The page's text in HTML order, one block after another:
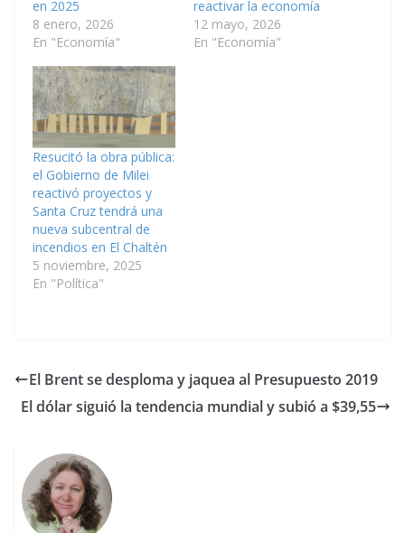
en 2025
8 enero, 2026
En "Economía"
reactivar la economía
12 mayo, 2026
En "Economía"
Resucitó la obra pública:
el Gobierno de Milei
reactivó proyectos y
Santa Cruz tendrá una
nueva subcentral de
incendios en El Chaltén
5 noviembre, 2025
En "Política"
El Brent se desploma y jaquea al Presupuesto 2019
El dólar siguió la tendencia mundial y subió a $39,55